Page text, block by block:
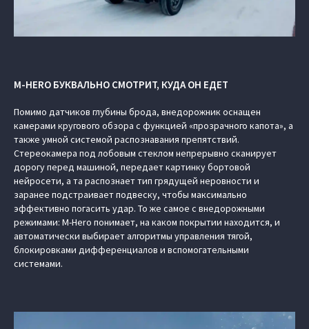
M-HERO БУКВАЛЬНО СМОТРИТ, КУДА ОН ЕДЕТ
Помимо датчиков глубины брода, внедорожник оснащен
камерами кругового обзора с функцией «прозрачного капота», а
также умной системой распознавания препятствий.
Стереокамера под лобовым стеклом непрерывно сканирует
дорогу перед машиной, передает картинку бортовой
нейросети, а та распознает тип грядущей неровности и
заранее подстраивает подвеску, чтобы максимально
эффективно погасить удар. То же самое с внедорожными
режимами: M-Hero понимает, на каком покрытии находится, и
автоматически выбирает алгоритмы управления тягой,
блокировками дифференциалов и вспомогательными
системами.